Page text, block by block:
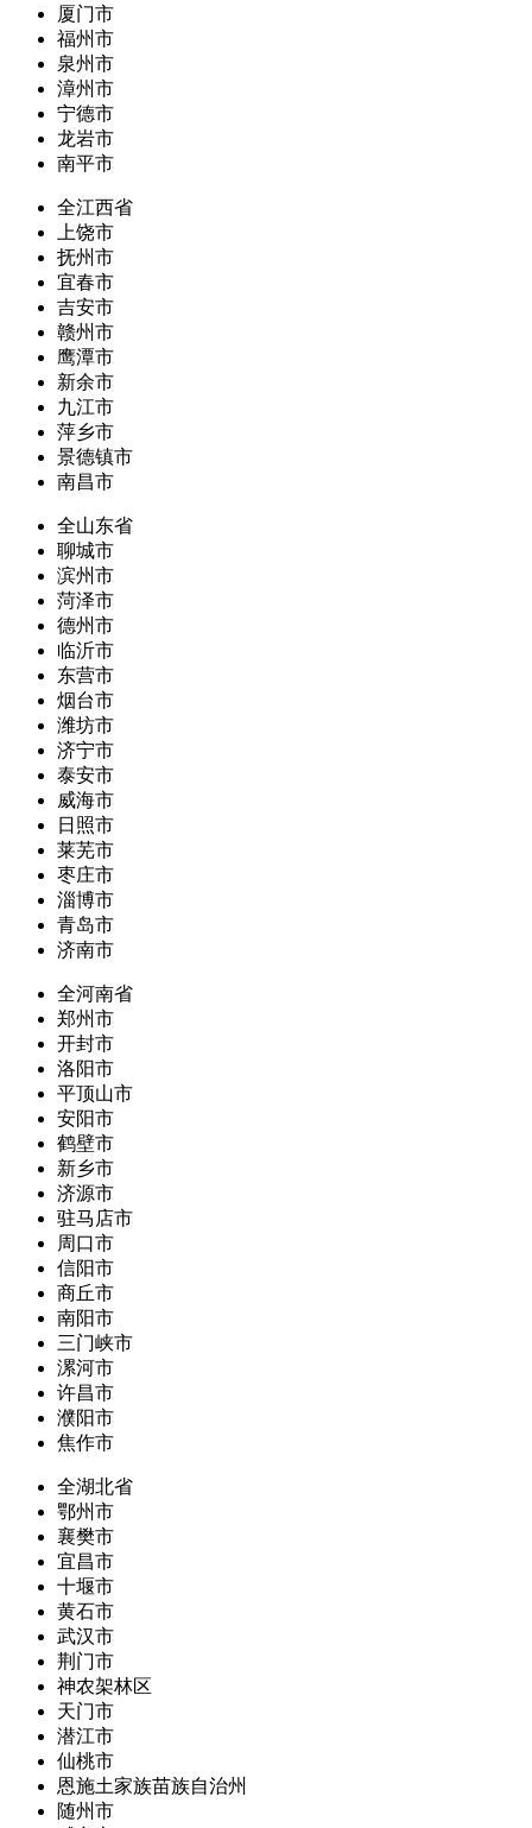
厦门市
福州市
泉州市
漳州市
宁德市
龙岩市
南平市
全江西省
上饶市
抚州市
宜春市
吉安市
赣州市
鹰潭市
新余市
九江市
萍乡市
景德镇市
南昌市
全山东省
聊城市
滨州市
菏泽市
德州市
临沂市
东营市
烟台市
潍坊市
济宁市
泰安市
威海市
日照市
莱芜市
枣庄市
淄博市
青岛市
济南市
全河南省
郑州市
开封市
洛阳市
平顶山市
安阳市
鹤壁市
新乡市
济源市
驻马店市
周口市
信阳市
商丘市
南阳市
三门峡市
漯河市
许昌市
濮阳市
焦作市
全湖北省
鄂州市
襄樊市
宜昌市
十堰市
黄石市
武汉市
荆门市
神农架林区
天门市
潜江市
仙桃市
恩施土家族苗族自治州
随州市